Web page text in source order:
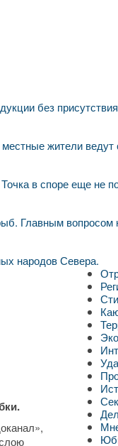
без
жители ведут
в споре еще не
Главным вопросом
народов Севера.